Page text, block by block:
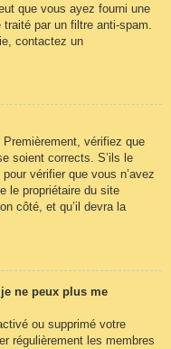
que vous ayez fourni une
par un filtre anti-spam.
contactez un
vérifiez que
soient corrects. S’ils le
vérifier que vous n’avez
le propriétaire du site
côté, et qu’il devra la
ne peux plus me
ou supprimé votre
régulièrement les membres